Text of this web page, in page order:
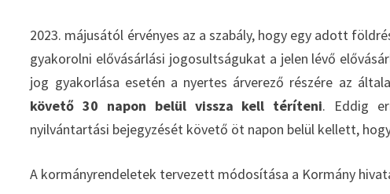
2023. májusától érvényes az a szabály, hogy egy adott
gyakorolni elővásárlási jogosultságukat a jelen lévő
jog gyakorlása esetén a nyertes árverező részére az
követő 30 napon belül vissza kell téríteni. Eddig
nyilvántartási bejegyzését követő öt napon belül kellett,
A kormányrendeletek tervezett módosítása a Kormány